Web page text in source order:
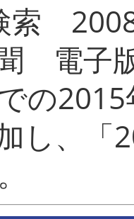
索
電子
の
し、「
し